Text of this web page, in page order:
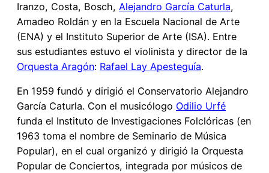
Iranzo, Costa, Bosch, Alejandro García Caturla,
Amadeo Roldán y en la Escuela Nacional de Arte
(ENA) y el Instituto Superior de Arte (ISA). Entre
sus estudiantes estuvo el violinista y director de la
Orquesta Aragón: Rafael Lay Apesteguía.
En 1959 fundó y dirigió el Conservatorio Alejandro
García Caturla. Con el musicólogo Odilio Urfé
funda el Instituto de Investigaciones Folclóricas (en
1963 toma el nombre de Seminario de Música
Popular), en el cual organizó y dirigió la Orquesta
Popular de Conciertos, integrada por músicos de